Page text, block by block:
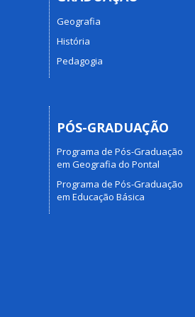
Geografia
História
Pedagogia
PÓS-GRADUAÇÃO
Programa de Pós-Graduação
em Geografia do Pontal
Programa de Pós-Graduação
em Educação Básica